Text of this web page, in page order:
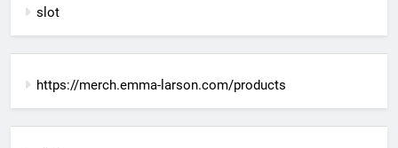
slot
https://merch.emma-larson.com/products